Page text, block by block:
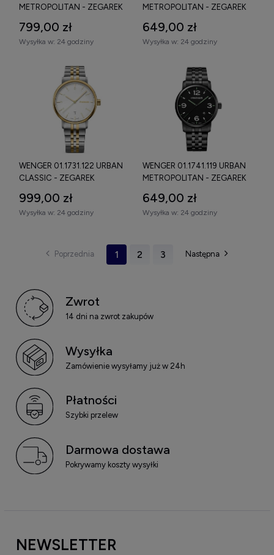
METROPOLITAN - ZEGAREK
799,00 zł
Wysyłka w: 24 godziny
METROPOLITAN - ZEGAREK
649,00 zł
Wysyłka w: 24 godziny
WENGER 01.1731.122 URBAN
CLASSIC - ZEGAREK
999,00 zł
Wysyłka w: 24 godziny
WENGER 01.1741.119 URBAN
METROPOLITAN - ZEGAREK
649,00 zł
Wysyłka w: 24 godziny
1 2 3
Zwrot
14 dni na zwrot zakupów
Wysyłka
Zamówienie wysyłamy już w 24h
Płatności
Szybki przelew
Darmowa dostawa
Pokrywamy koszty wysyłki
NEWSLETTER